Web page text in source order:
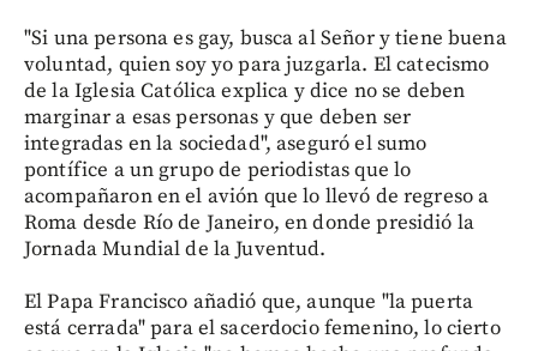
"Si una persona es gay, busca al Señor y tiene buena
voluntad, quien soy yo para juzgarla. El catecismo
de la Iglesia Católica explica y dice no se deben
marginar a esas personas y que deben ser
integradas en la sociedad", aseguró el sumo
pontífice a un grupo de periodistas que lo
acompañaron en el avión que lo llevó de regreso a
Roma desde Río de Janeiro, en donde presidió la
Jornada Mundial de la Juventud.
El Papa Francisco añadió que, aunque "la puerta
está cerrada" para el sacerdocio femenino, lo cierto